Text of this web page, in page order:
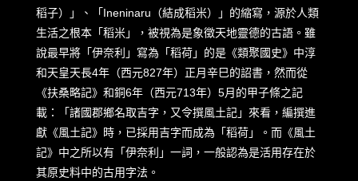
稻子）」、「Ineninaru（結成稻米）」的縮寫，源於人類
生活之根本「稻米」，被視為是象徵天地靈德的古語。雖
說最早將「伊奈利」寫為「稻荷」的是《類聚國史》中淳
和天皇天長4年（西元827年）正月辛巳的詔書，然而從
《扶桑略記》和銅6年（西元713年）5月的甲子條之記
載：「諸國郡鄉名取吉字，又令撰風土記」來看，編撰進
獻《風土記》時，已採用吉字而成為「稻荷」。而《風土
記》中之所以有「伊奈利」一詞，一般認為是活用存在於
其原史料中的古用字法。